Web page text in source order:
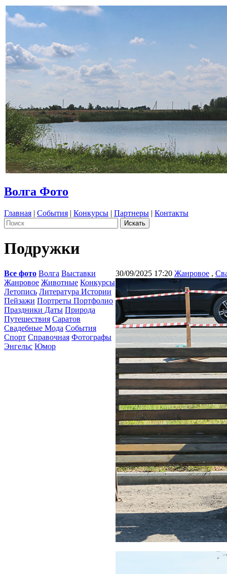
Волга Фото
Главная | События | Конкурсы | Партнеры | Контакты
Подружки
Все фото Волга Выставки
Жанровое Животные Конкурсы
Летопись Литература Истории
Пейзажи Портреты Портфолио
Праздники Даты Природа
Путешествия Саратов
Свадебные Мода События
Спорт Справочная Фотографы
Энгельс Юмор
30/09/2025 17:20 Жанровое ,